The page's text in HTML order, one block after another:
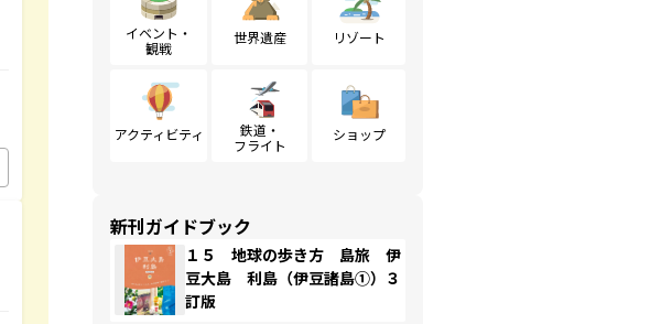
イベント・
観戦
世界遺産 リゾート
アクティビティ
鉄道・
フライト
ショップ
新刊ガイドブック
１５ 地球の歩き方 島旅 伊
豆大島 利島（伊豆諸島①）３
訂版